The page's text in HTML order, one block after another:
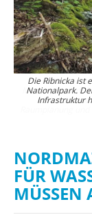
Die Ribnicka ist
Nationalpark.
Infrastruktur
EuroNatur-
Masterplan. Am
Makraduli,
Raumplanung
FÜR
MÜSSEN